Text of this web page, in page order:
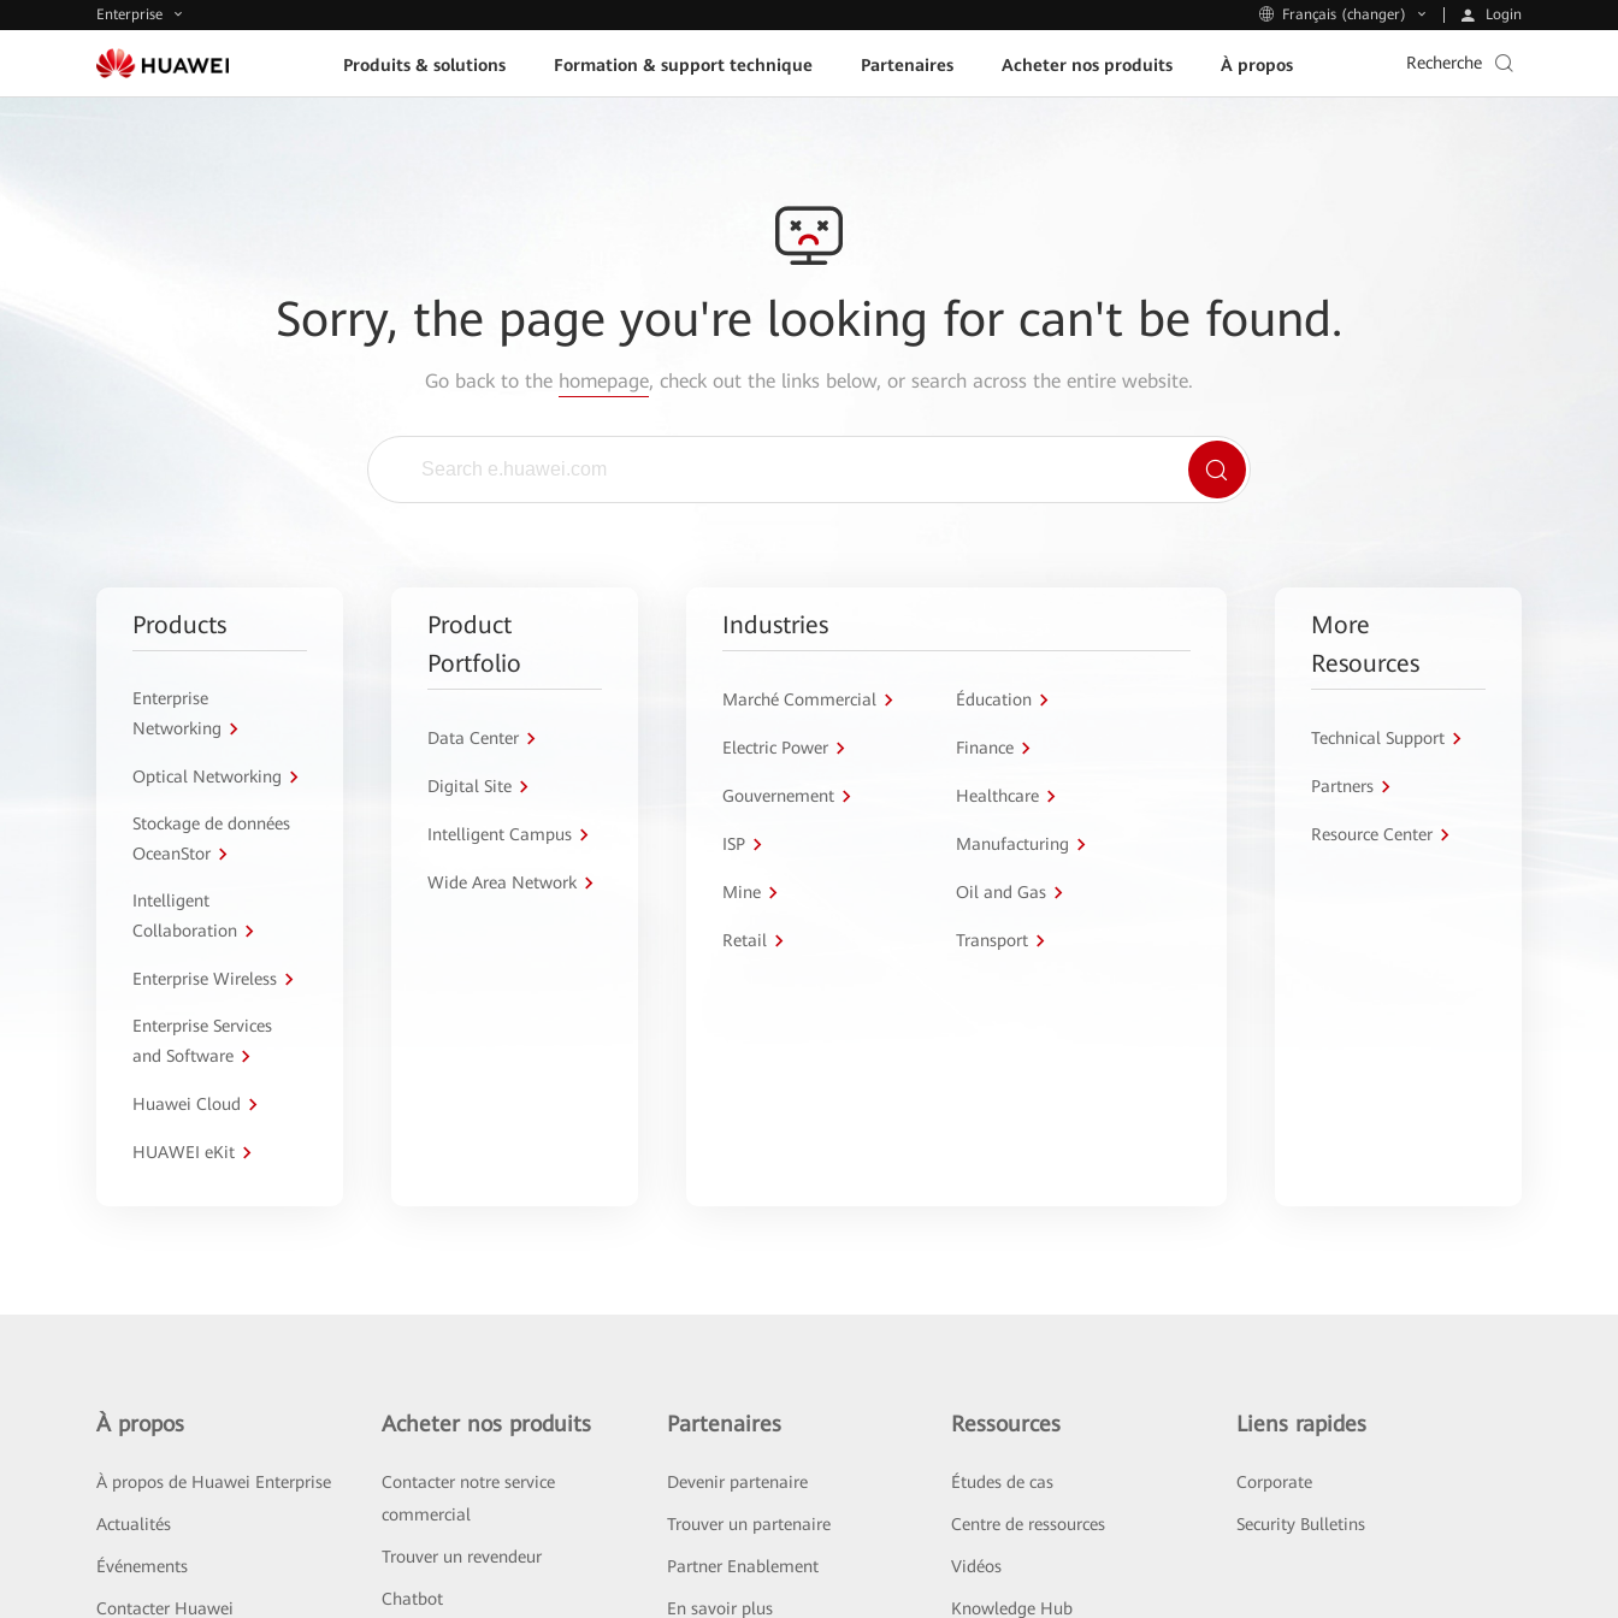
Enterprise Français (changer) Login
Produits & solutions Formation & support technique Partenaires Acheter nos produits À propos Recherche
Sorry, the page you're looking for can't be found.
Go back to the homepage, check out the links below, or search across the entire website.
Products
Enterprise
Networking
Optical Networking
Stockage de données
OceanStor
Intelligent
Collaboration
Enterprise Wireless
Enterprise Services
and Software
Huawei Cloud
HUAWEI eKit
Product
Portfolio
Data Center
Digital Site
Intelligent Campus
Wide Area Network
Industries
Marché Commercial Éducation
Electric Power Finance
Gouvernement Healthcare
ISP Manufacturing
Mine Oil and Gas
Retail Transport
More
Resources
Technical Support
Partners
Resource Center
À propos
À propos de Huawei Enterprise
Actualités
Événements
Contacter Huawei
Acheter nos produits
Contacter notre service
commercial
Trouver un revendeur
Chatbot
Partenaires
Devenir partenaire
Trouver un partenaire
Partner Enablement
En savoir plus
Ressources
Études de cas
Centre de ressources
Vidéos
Knowledge Hub
Liens rapides
Corporate
Security Bulletins